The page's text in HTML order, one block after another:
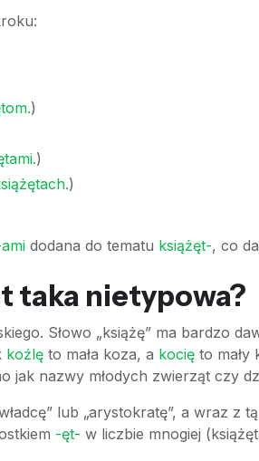
)
)
)
dodana do tematu książęt-, co
taka nietypowa?
Słowo „książę” ma bardzo
koźlę to mała koza, a kocię to mały
jak nazwy młodych zwierząt czy
lub „arystokratę”, a wraz z
-ęt- w liczbie mnogiej